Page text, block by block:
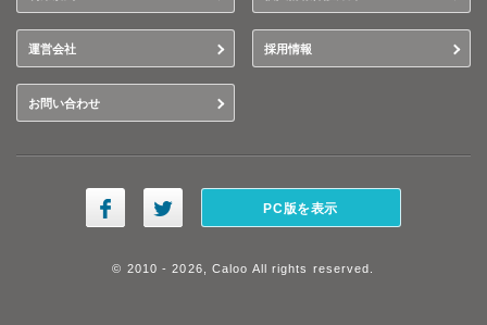
運営会社 採用情報
お問い合わせ
PC版を表示
© 2010 - 2026, Caloo All rights reserved.